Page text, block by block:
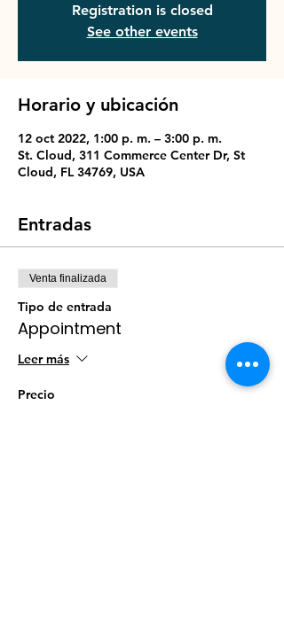
Registration is closed
See other events
Horario y ubicación
12 oct 2022, 1:00 p. m. – 3:00 p. m.
St. Cloud, 311 Commerce Center Dr, St
Cloud, FL 34769, USA
Entradas
Venta finalizada
Tipo de entrada
Appointment
Leer más
Precio